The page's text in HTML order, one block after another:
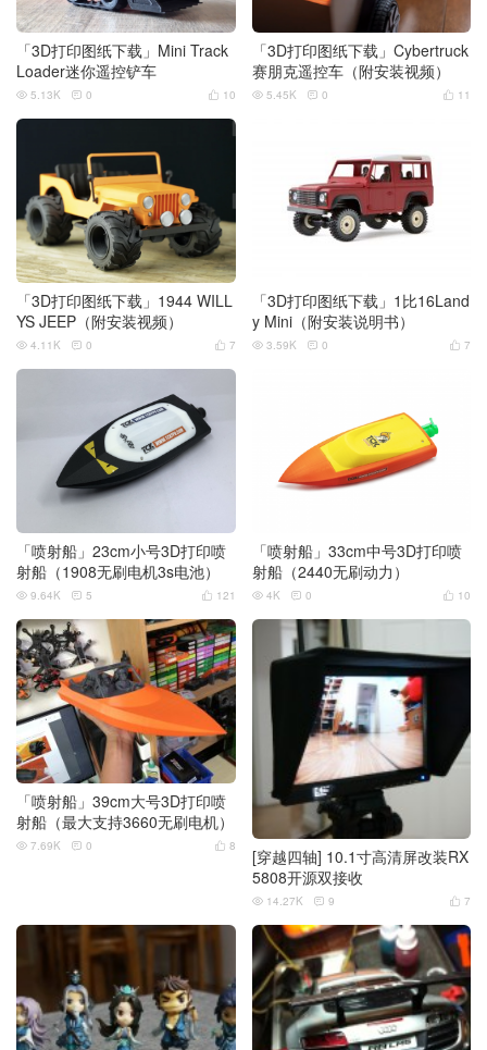
「3D打印图纸下载」Mini Track
Loader迷你遥控铲车
 10
 5.13K  0
「3D打印图纸下载」Cybertruck
赛朋克遥控车（附安装视频）
 11
 5.45K  0
「3D打印图纸下载」1944 WILL
YS JEEP（附安装视频）
 7
 4.11K  0
「3D打印图纸下载」1比16Land
y Mini（附安装说明书）
 7
 3.59K  0
「喷射船」23cm小号3D打印喷
射船（1908无刷电机3s电池）
 121
 9.64K  5
「喷射船」33cm中号3D打印喷
射船（2440无刷动力）
 10
 4K  0
「喷射船」39cm大号3D打印喷
射船（最大支持3660无刷电机）
 8
 7.69K  0
[穿越四轴] 10.1寸高清屏改装RX
5808开源双接收
 7
 14.27K  9